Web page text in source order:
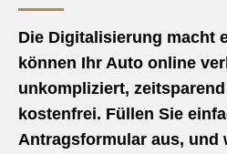
Die Digitalisierung macht
können Ihr Auto online
unkompliziert,
kostenfrei. Füllen Sie
Antragsformular aus, und